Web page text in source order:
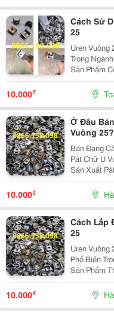
Cách Sử
25
Uren Vuông
Trong
Sản Phẩm
Chiều Cao,
Các Kết
10.000₫
Ở Đâu
Vuông 25?
Bạn Đang
Pát Chữ U Vuông 25
Sản Xuất Pát
Vuông 20
Quan
10.000₫
Cách Lắp
25
Uren Vuông
Phổ Biến
Sản Phẩm
Chỉnh Cho
Thép. Việc
Chắn,...
10.000₫